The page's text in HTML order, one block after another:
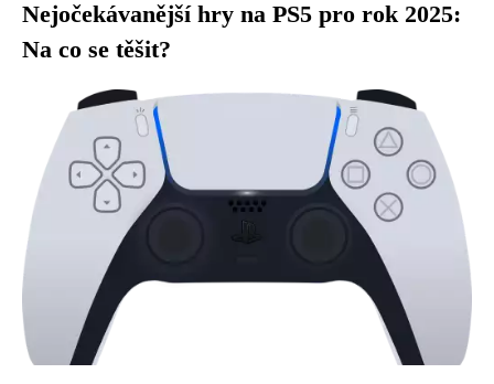
Nejočekávanější hry na PS5 pro rok 2025:
Na co se těšit?